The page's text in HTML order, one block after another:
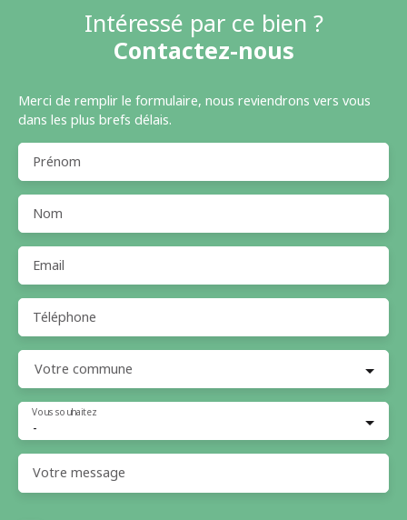
Intéressé par ce bien ?
Contactez-nous
Merci de remplir le formulaire, nous reviendrons vers vous
dans les plus brefs délais.
Prénom
Nom
Email
Téléphone
Votre commune
-
Vous souhaitez
Votre message